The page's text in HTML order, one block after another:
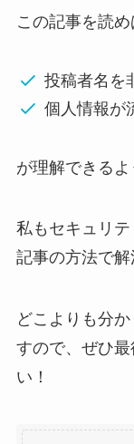
この記事を読
投稿者名を
個人情報が
が理解できるよ
私もセキュリ
記事の方法で解
どこよりも分
すので、ぜひ
い！